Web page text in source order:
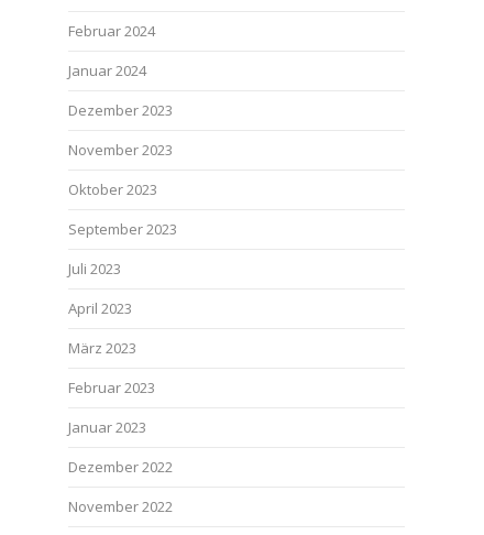
Februar 2024
Januar 2024
Dezember 2023
November 2023
Oktober 2023
September 2023
Juli 2023
April 2023
März 2023
Februar 2023
Januar 2023
Dezember 2022
November 2022